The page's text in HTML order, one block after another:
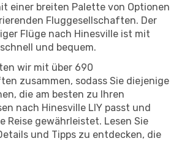
einer breiten Palette von Optionen
Fluggesellschaften. Der
Flüge nach Hinesville ist mit
und bequem.
wir mit über 690
zusammen, sodass Sie diejenige
die am besten zu Ihren
nach Hinesville LIY passt und
Reise gewährleistet. Lesen Sie
und Tipps zu entdecken, die